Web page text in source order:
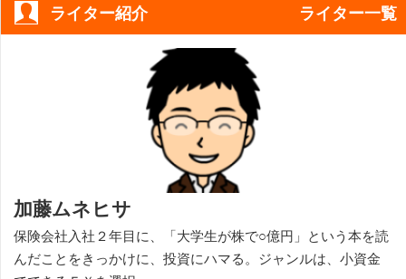
ライター紹介 ライター一覧
加藤ムネヒサ
保険会社入社２年目に、「大学生が株で○億円」という本を読
んだことをきっかけに、投資にハマる。ジャンルは、小資金